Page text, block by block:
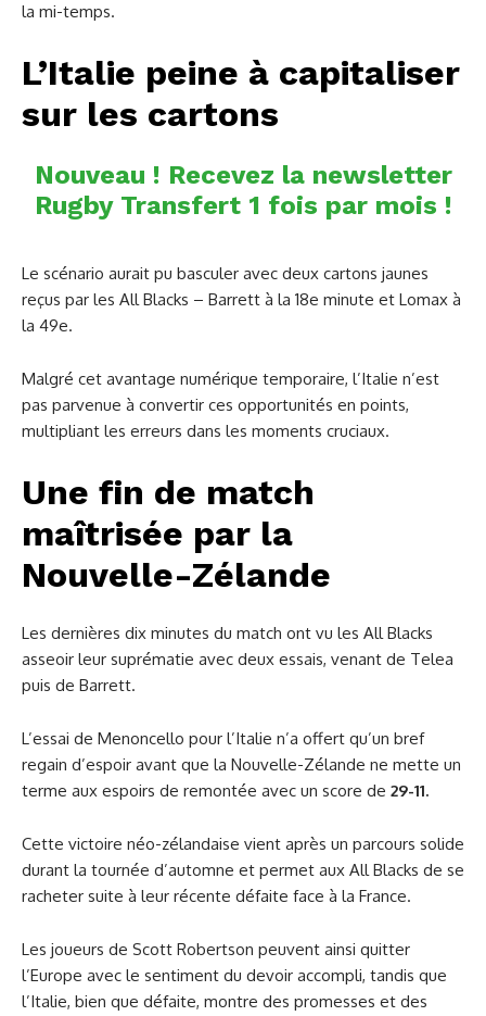
la mi-temps.
L’Italie peine à capitaliser
sur les cartons
Nouveau ! Recevez la newsletter
Rugby Transfert 1 fois par mois !
Le scénario aurait pu basculer avec deux cartons jaunes
reçus par les All Blacks – Barrett à la 18e minute et Lomax à
la 49e.
Malgré cet avantage numérique temporaire, l’Italie n’est
pas parvenue à convertir ces opportunités en points,
multipliant les erreurs dans les moments cruciaux.
Une fin de match
maîtrisée par la
Nouvelle-Zélande
Les dernières dix minutes du match ont vu les All Blacks
asseoir leur suprématie avec deux essais, venant de Telea
puis de Barrett.
L’essai de Menoncello pour l’Italie n’a offert qu’un bref
regain d’espoir avant que la Nouvelle-Zélande ne mette un
terme aux espoirs de remontée avec un score de 29-11.
Cette victoire néo-zélandaise vient après un parcours solide
durant la tournée d’automne et permet aux All Blacks de se
racheter suite à leur récente défaite face à la France.
Les joueurs de Scott Robertson peuvent ainsi quitter
l’Europe avec le sentiment du devoir accompli, tandis que
l’Italie, bien que défaite, montre des promesses et des